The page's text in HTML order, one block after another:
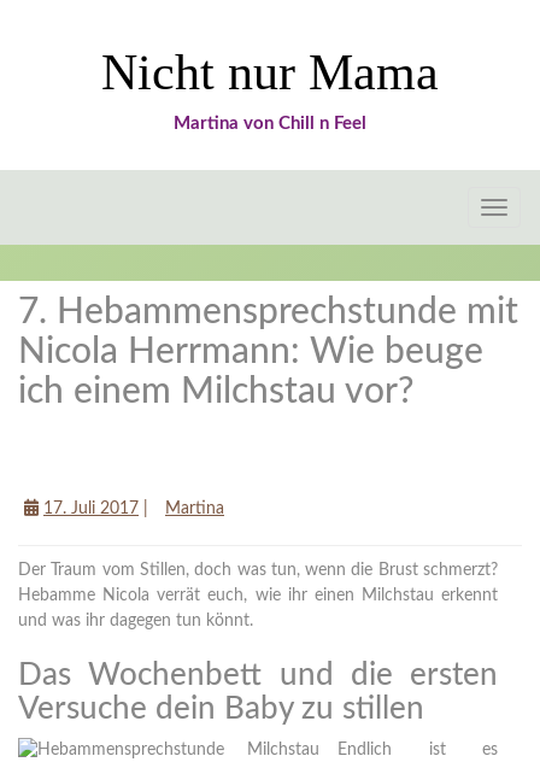
Nicht nur Mama
Martina von Chill n Feel
Toggle
7. Hebammensprechstunde mit
Nicola Herrmann: Wie beuge
ich einem Milchstau vor?
17. Juli 2017 Martina
Der Traum vom Stillen, doch was tun, wenn die Brust schmerzt?
Hebamme Nicola verrät euch, wie ihr einen Milchstau erkennt
und was ihr dagegen tun könnt.
Das Wochenbett und die ersten
Versuche dein Baby zu stillen
Endlich ist es